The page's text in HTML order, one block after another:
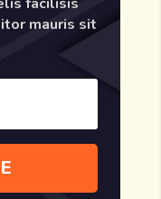
mauris sit